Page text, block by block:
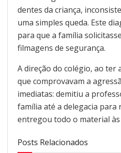
dentes da criança,
uma simples queda. Este
para que a família
filmagens de segurança.
A direção do colégio, ao ter
que comprovavam a
imediatas: demitiu a
família até a delegacia
entregou todo o material
Posts Relacionados